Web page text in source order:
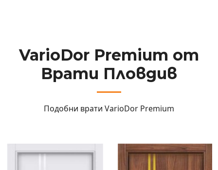
VarioDor Premium от
Врати Пловдив
Подобни врати VarioDor Premium